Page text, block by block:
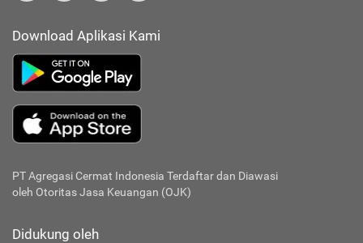
Download Aplikasi Kami
PT Agregasi Cermat Indonesia Terdaftar dan Diawasi
oleh Otoritas Jasa Keuangan (OJK)
Didukung oleh